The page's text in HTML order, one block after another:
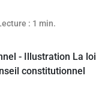
2025 : 1 min.